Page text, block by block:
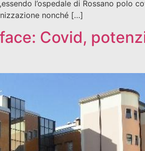
l’ospedale di Rossano polo
nonché […]
Covid,